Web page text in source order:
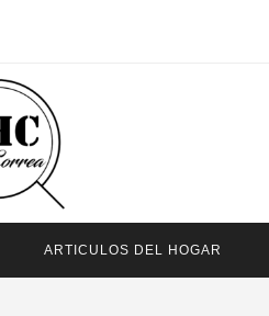
ARTICULOS DEL HOGAR